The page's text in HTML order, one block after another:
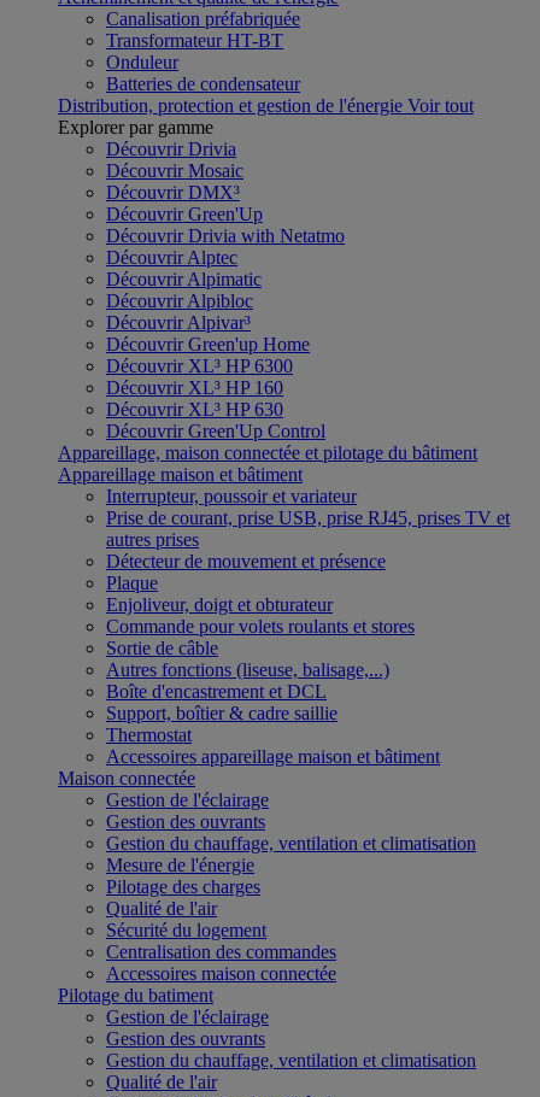
Canalisation préfabriquée
Transformateur HT-BT
Onduleur
Batteries de condensateur
Distribution, protection et gestion de l'énergie Voir tout
Explorer par gamme
Découvrir Drivia
Découvrir Mosaic
Découvrir DMX³
Découvrir Green'Up
Découvrir Drivia with Netatmo
Découvrir Alptec
Découvrir Alpimatic
Découvrir Alpibloc
Découvrir Alpivar³
Découvrir Green'up Home
Découvrir XL³ HP 6300
Découvrir XL³ HP 160
Découvrir XL³ HP 630
Découvrir Green'Up Control
Appareillage, maison connectée et pilotage du bâtiment
Appareillage maison et bâtiment
Interrupteur, poussoir et variateur
Prise de courant, prise USB, prise RJ45, prises TV et
autres prises
Détecteur de mouvement et présence
Plaque
Enjoliveur, doigt et obturateur
Commande pour volets roulants et stores
Sortie de câble
Autres fonctions (liseuse, balisage,...)
Boîte d'encastrement et DCL
Support, boîtier & cadre saillie
Thermostat
Accessoires appareillage maison et bâtiment
Maison connectée
Gestion de l'éclairage
Gestion des ouvrants
Gestion du chauffage, ventilation et climatisation
Mesure de l'énergie
Pilotage des charges
Qualité de l'air
Sécurité du logement
Centralisation des commandes
Accessoires maison connectée
Pilotage du batiment
Gestion de l'éclairage
Gestion des ouvrants
Gestion du chauffage, ventilation et climatisation
Qualité de l'air